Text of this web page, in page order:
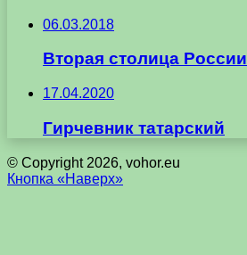
06.03.2018
Вторая столица России
17.04.2020
Гирчевник татарский
© Copyright 2026, vohor.eu
Кнопка «Наверх»